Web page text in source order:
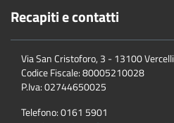
Recapiti e contatti
Via San Cristoforo, 3 - 13100 Vercelli
Codice Fiscale:80005210028
P.Iva:02744650025
Telefono:0161 5901